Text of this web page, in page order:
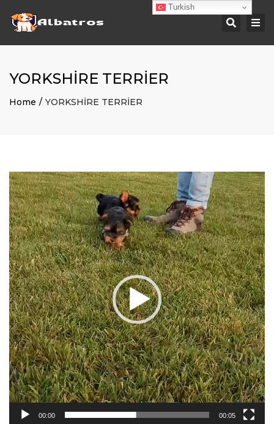
YORKSHİRE TERRİER
Home YORKSHİRE TERRİER
Video
oynatıcı
00:00 00:05
Turkish